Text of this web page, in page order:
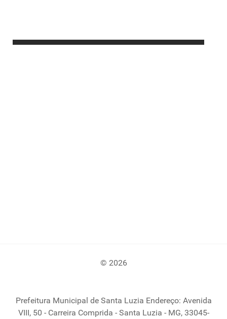
© 2026
Prefeitura Municipal de Santa Luzia Endereço: Avenida
VIII, 50 - Carreira Comprida - Santa Luzia - MG, 33045-